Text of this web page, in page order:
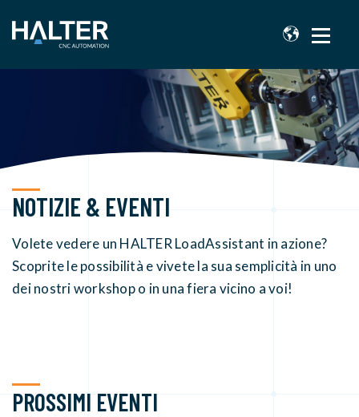
NOTIZIE & EVENTI
Volete vedere un HALTER LoadAssistant in azione?
Scoprite le possibilità e vivete la sua semplicità in uno
dei nostri workshop o in una fiera vicino a voi!
PROSSIMI EVENTI